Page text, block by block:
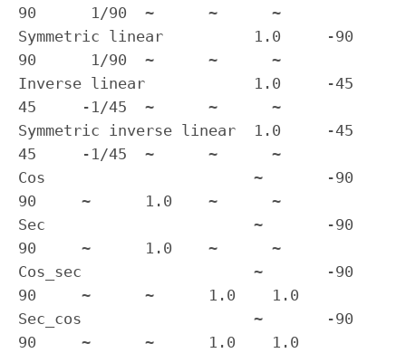
90      1/90  ~      ~      ~
Symmetric linear          1.0     -90
90      1/90  ~      ~      ~
Inverse linear            1.0     -45
45     -1/45  ~      ~      ~
Symmetric inverse linear  1.0     -45
45     -1/45  ~      ~      ~
Cos                       ~       -90
90     ~      1.0    ~      ~
Sec                       ~       -90
90     ~      1.0    ~      ~
Cos_sec                   ~       -90
90     ~      ~      1.0    1.0
Sec_cos                   ~       -90
90     ~      ~      1.0    1.0